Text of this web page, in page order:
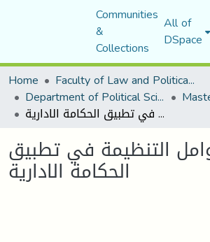
Communities
&
Collections
All of
DSpace
Home
Faculty of Law and Political Science
Department of Political Sciences
اثر العوامل التنظيمة في تطبيق الحكامة الادارية
التنظيمة في تطبيق
الحكامة الادارية